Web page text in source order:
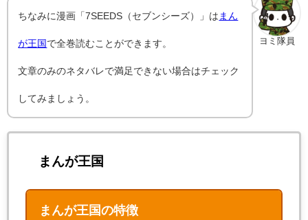
ヨミ隊員
ちなみに漫画「7SEEDS（セブンシーズ）」は まん
が王国 で全巻読むことができます。
文章のみのネタバレで満足できない場合はチェック
してみましょう。
まんが王国
まんが王国の特徴